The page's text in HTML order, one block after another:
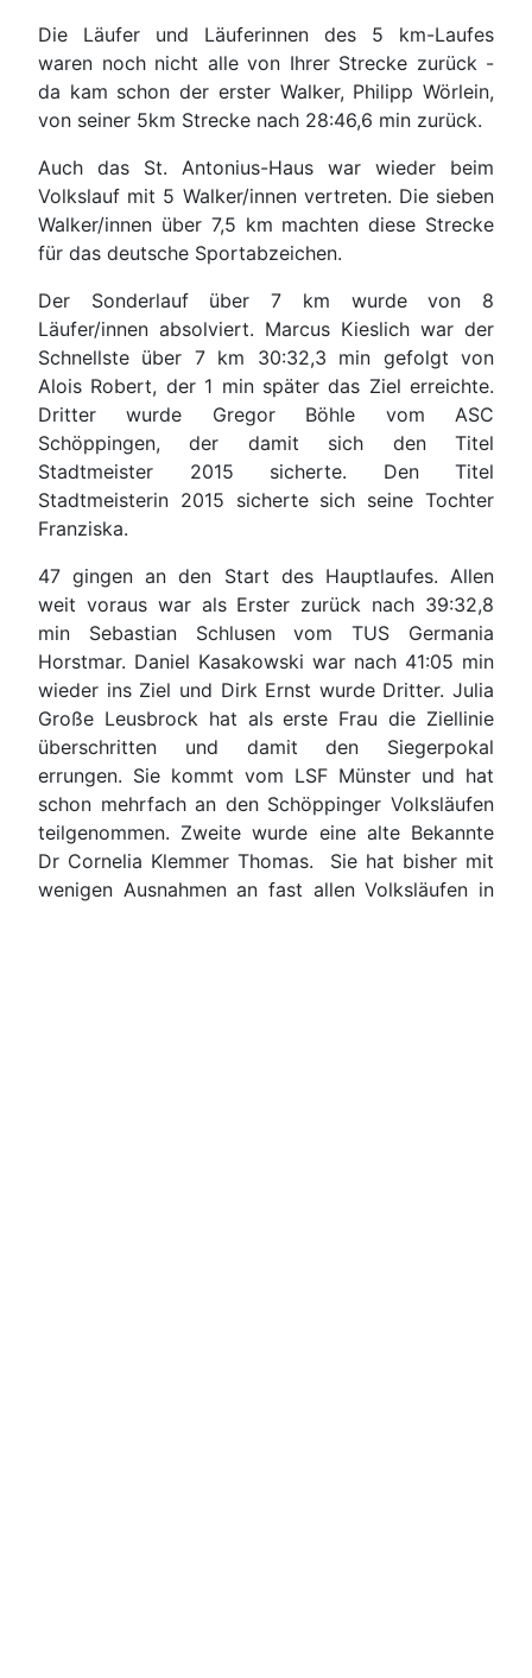
Die Läufer und Läuferinnen des 5 km-Laufes
waren noch nicht alle von Ihrer Strecke zurück -
da kam schon der erster Walker, Philipp Wörlein,
von seiner 5km Strecke nach 28:46,6 min zurück.
Auch das St. Antonius-Haus war wieder beim
Volkslauf mit 5 Walker/innen vertreten. Die sieben
Walker/innen über 7,5 km machten diese Strecke
für das deutsche Sportabzeichen.
Der Sonderlauf über 7 km wurde von 8
Läufer/innen absolviert. Marcus Kieslich war der
Schnellste über 7 km 30:32,3 min gefolgt von
Alois Robert, der 1 min später das Ziel erreichte.
Dritter wurde Gregor Böhle vom ASC
Schöppingen, der damit sich den Titel
Stadtmeister 2015 sicherte. Den Titel
Stadtmeisterin 2015 sicherte sich seine Tochter
Franziska.
47 gingen an den Start des Hauptlaufes. Allen
weit voraus war als Erster zurück nach 39:32,8
min Sebastian Schlusen vom TUS Germania
Horstmar. Daniel Kasakowski war nach 41:05 min
wieder ins Ziel und Dirk Ernst wurde Dritter. Julia
Große Leusbrock hat als erste Frau die Ziellinie
überschritten und damit den Siegerpokal
errungen. Sie kommt vom LSF Münster und hat
schon mehrfach an den Schöppinger Volksläufen
teilgenommen. Zweite wurde eine alte Bekannte
Dr Cornelia Klemmer Thomas. Sie hat bisher mit
wenigen Ausnahmen an fast allen Volksläufen in